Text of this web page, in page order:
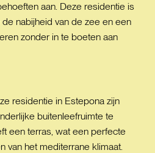
aan. Deze residentie is
nabijheid van de zee en een
zonder in te boeten aan
residentie in Estepona zijn
buitenleefruimte te
een terras, wat een perfecte
van het mediterrane klimaat.